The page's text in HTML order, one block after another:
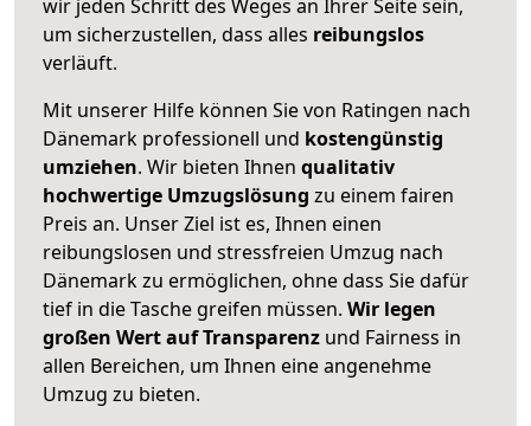
wir jeden Schritt des Weges an Ihrer Seite sein,
um sicherzustellen, dass alles reibungslos
verläuft.
Mit unserer Hilfe können Sie von Ratingen nach
Dänemark professionell und kostengünstig
umziehen. Wir bieten Ihnen qualitativ
hochwertige Umzugslösung zu einem fairen
Preis an. Unser Ziel ist es, Ihnen einen
reibungslosen und stressfreien Umzug nach
Dänemark zu ermöglichen, ohne dass Sie dafür
tief in die Tasche greifen müssen. Wir legen
großen Wert auf Transparenz und Fairness in
allen Bereichen, um Ihnen eine angenehme
Umzug zu bieten.